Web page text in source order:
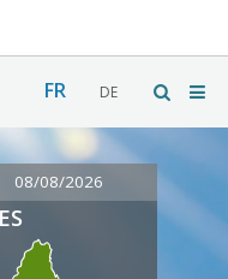
FR DE
08/08/2026